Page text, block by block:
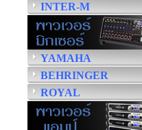
INTER-M
YAMAHA
BEHRINGER
ROYAL